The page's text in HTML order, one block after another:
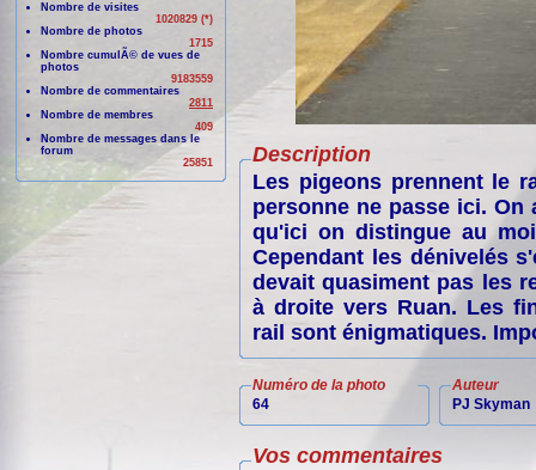
Nombre de visites
1020829 (*)
Nombre de photos
1715
Nombre cumulÃ© de vues de
photos
9183559
Nombre de commentaires
2811
Nombre de membres
409
Nombre de messages dans le
forum
25851
Description
Les pigeons prennent le
personne ne passe ici.
qu'ici on distingue au
Cependant les dénivelés
devait quasiment pas les
à droite vers Ruan. Les
rail sont énigmatiques.
Numéro de la photo
64
Auteur
PJ Skyman
Vos commentaires